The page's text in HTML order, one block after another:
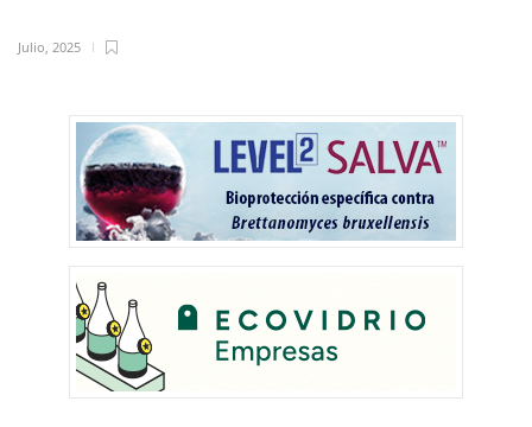
Julio, 2025